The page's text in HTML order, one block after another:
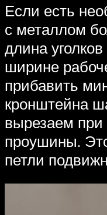
Если есть
с металлом
длина
ширине
прибавить
кронштейна
вырезаем
проушины.
петли